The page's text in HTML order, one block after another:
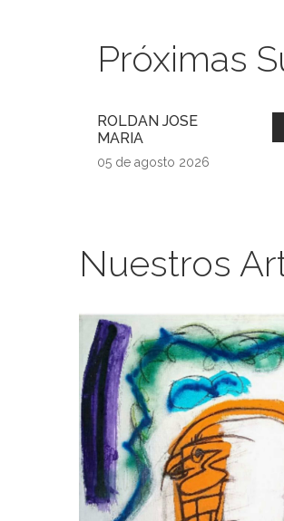
Próximas
ROLDAN JOSE
MARIA
05 de agosto 2026
Nuestros